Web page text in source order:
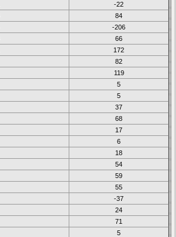
-22
84
-206
66
172
82
119
5
5
37
68
17
6
18
54
59
55
-37
24
71
5